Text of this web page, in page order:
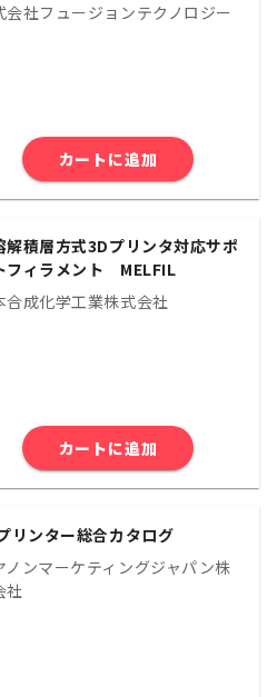
会社フュージョンテクノロジー
カートに追加
解積層方式3Dプリンタ対応サポ
フィラメント MELFIL
合成化学工業株式会社
カートに追加
リンター総合カタログ
ノンマーケティングジャパン株
社